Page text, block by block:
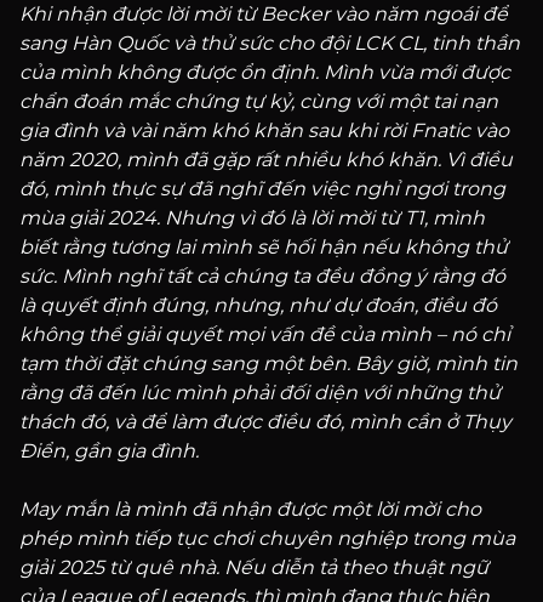
Khi nhận được lời mời từ Becker vào năm ngoái để
sang Hàn Quốc và thử sức cho đội LCK CL, tinh thần
của mình không được ổn định. Mình vừa mới được
chẩn đoán mắc chứng tự kỷ, cùng với một tai nạn
gia đình và vài năm khó khăn sau khi rời Fnatic vào
năm 2020, mình đã gặp rất nhiều khó khăn. Vì điều
đó, mình thực sự đã nghĩ đến việc nghỉ ngơi trong
mùa giải 2024. Nhưng vì đó là lời mời từ T1, mình
biết rằng tương lai mình sẽ hối hận nếu không thử
sức. Mình nghĩ tất cả chúng ta đều đồng ý rằng đó
là quyết định đúng, nhưng, như dự đoán, điều đó
không thể giải quyết mọi vấn đề của mình – nó chỉ
tạm thời đặt chúng sang một bên. Bây giờ, mình tin
rằng đã đến lúc mình phải đối diện với những thử
thách đó, và để làm được điều đó, mình cần ở Thụy
Điển, gần gia đình.
May mắn là mình đã nhận được một lời mời cho
phép mình tiếp tục chơi chuyên nghiệp trong mùa
giải 2025 từ quê nhà. Nếu diễn tả theo thuật ngữ
của League of Legends, thì mình đang thực hiện